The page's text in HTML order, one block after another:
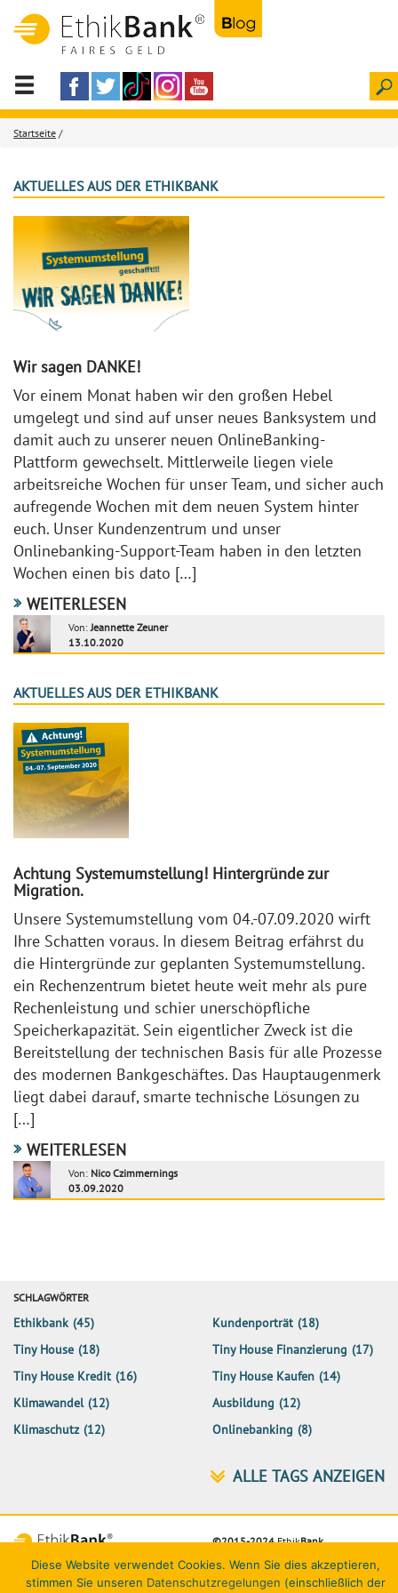
Startseite /
AKTUELLES AUS DER ETHIKBANK
Wir sagen DANKE!
Vor einem Monat haben wir den großen Hebel
umgelegt und sind auf unser neues Banksystem und
damit auch zu unserer neuen OnlineBanking-
Plattform gewechselt. Mittlerweile liegen viele
arbeitsreiche Wochen für unser Team, und sicher auch
aufregende Wochen mit dem neuen System hinter
euch. Unser Kundenzentrum und unser
Onlinebanking-Support-Team haben in den letzten
Wochen einen bis dato […]
WEITERLESEN
Von:Jeannette Zeuner
13.10.2020
AKTUELLES AUS DER ETHIKBANK
Achtung Systemumstellung! Hintergründe zur
Migration.
Unsere Systemumstellung vom 04.-07.09.2020 wirft
Ihre Schatten voraus. In diesem Beitrag erfährst du
die Hintergründe zur geplanten Systemumstellung.
ein Rechenzentrum bietet heute weit mehr als pure
Rechenleistung und schier unerschöpfliche
Speicherkapazität. Sein eigentlicher Zweck ist die
Bereitstellung der technischen Basis für alle Prozesse
des modernen Bankgeschäftes. Das Hauptaugenmerk
liegt dabei darauf, smarte technische Lösungen zu
[…]
WEITERLESEN
Von: Nico Czimmernings
03.09.2020
SCHLAGWÖRTER
Ethikbank (45) Kundenporträt (18)
Tiny House (18) Tiny House Finanzierung (17)
Tiny House Kredit (16) Tiny House Kaufen (14)
Klimawandel (12) Ausbildung (12)
Klimaschutz (12) Onlinebanking (8)
©2015-2024EthikBank
Netiquette Datenschutz Impressum Kontakt
Diese Website verwendet Cookies. Wenn Sie dies akzeptieren,
stimmen Sie unseren Datenschutzregelungen (einschließlich der